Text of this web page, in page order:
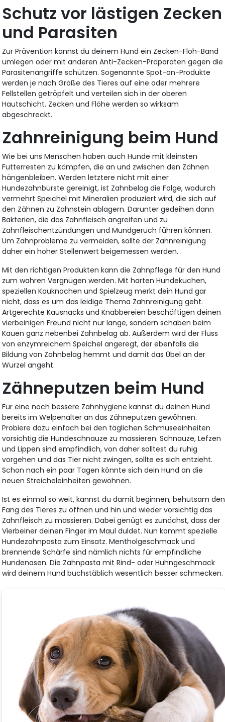
Schutz vor lästigen Zecken
und Parasiten
Zur Prävention kannst du deinem Hund ein Zecken-Floh-Band
umlegen oder mit anderen Anti-Zecken-Präparaten gegen die
Parasitenangriffe schützen. Sogenannte Spot-on-Produkte
werden je nach Größe des Tieres auf eine oder mehrere
Fellstellen getröpfelt und verteilen sich in der oberen
Hautschicht. Zecken und Flöhe werden so wirksam
abgeschreckt.
Zahnreinigung beim Hund
Wie bei uns Menschen haben auch Hunde mit kleinsten
Futterresten zu kämpfen, die an und zwischen den Zähnen
hängenbleiben. Werden letztere nicht mit einer
Hundezahnbürste gereinigt, ist Zahnbelag die Folge, wodurch
vermehrt Speichel mit Mineralien produziert wird, die sich auf
den Zähnen zu Zahnstein ablagern. Darunter gedeihen dann
Bakterien, die das Zahnfleisch angreifen und zu
Zahnfleischentzündungen und Mundgeruch führen können.
Um Zahnprobleme zu vermeiden, sollte der Zahnreinigung
daher ein hoher Stellenwert beigemessen werden.
Mit den richtigen Produkten kann die Zahnpflege für den Hund
zum wahren Vergnügen werden. Mit harten Hundekuchen,
speziellen Kauknochen und Spielzeug merkt dein Hund gar
nicht, dass es um das leidige Thema Zahnreinigung geht.
Artgerechte Kausnacks und Knabbereien beschäftigen deinen
vierbeinigen Freund nicht nur lange, sondern schaben beim
Kauen ganz nebenbei Zahnbelag ab. Außerdem wird der Fluss
von enzymreichem Speichel angeregt, der ebenfalls die
Bildung von Zahnbelag hemmt und damit das Übel an der
Wurzel angeht.
Zähneputzen beim Hund
Für eine noch bessere Zahnhygiene kannst du deinen Hund
bereits im Welpenalter an das Zähneputzen gewöhnen.
Probiere dazu einfach bei den täglichen Schmuseeinheiten
vorsichtig die Hundeschnauze zu massieren. Schnauze, Lefzen
und Lippen sind empfindlich, von daher solltest du ruhig
vorgehen und das Tier nicht zwingen, sollte es sich entzieht.
Schon nach ein paar Tagen könnte sich dein Hund an die
neuen Streicheleinheiten gewöhnen.
Ist es einmal so weit, kannst du damit beginnen, behutsam den
Fang des Tieres zu öffnen und hin und wieder vorsichtig das
Zahnfleisch zu massieren. Dabei genügt es zunächst, dass der
Vierbeiner deinen Finger im Maul duldet. Nun kommt spezielle
Hundezahnpasta zum Einsatz. Mentholgeschmack und
brennende Schärfe sind nämlich nichts für empfindliche
Hundenasen. Die Zahnpasta mit Rind- oder Huhngeschmack
wird deinem Hund buchstäblich wesentlich besser schmecken.